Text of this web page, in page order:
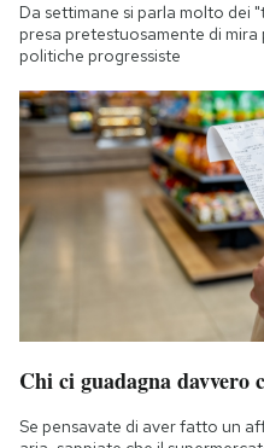
Da settimane si parla molto dei
presa pretestuosamente di
politiche progressiste
Chi ci guadagna davvero
Se pensavate di aver fatto un